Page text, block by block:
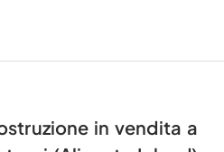
in vendita a